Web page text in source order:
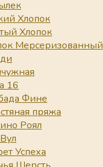
Хлопок
Хлопок
Мерсеризованный
16
Фине
пряжа
Роял
Успеха